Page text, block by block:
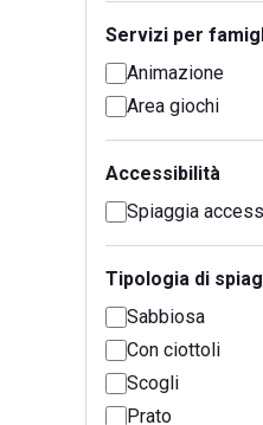
Servizi per
Animazione
Area giochi
Accessibilità
Spiaggia
Tipologia di
Sabbiosa
Con ciottoli
Scogli
Prato